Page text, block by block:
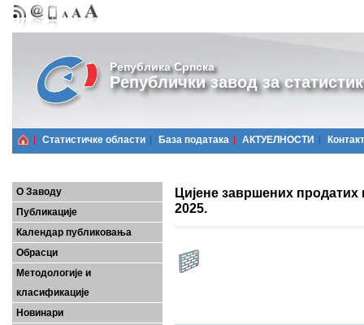
Република Српска
Републички завод за
Статистичке области Базa података АКТУЕЛНОСТИ Контакт
О Заводу
Публикације
Календар публиковања
Обрасци
Методологије и
класификације
Новинари
Цијене завршених продатих
2025.